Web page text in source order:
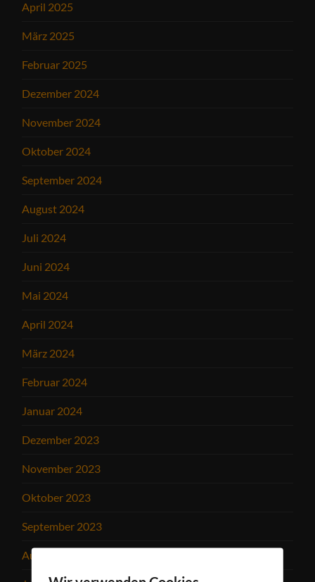
April 2025
März 2025
Februar 2025
Dezember 2024
November 2024
Oktober 2024
September 2024
August 2024
Juli 2024
Juni 2024
Mai 2024
April 2024
März 2024
Februar 2024
Januar 2024
Dezember 2023
November 2023
Oktober 2023
September 2023
August 2023